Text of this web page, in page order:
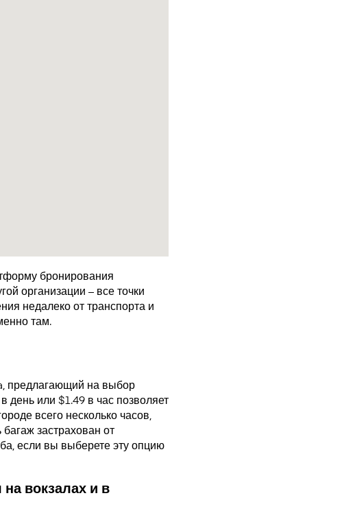
бронирования
организации – все точки
недалеко от транспорта и
там.
предлагающий на выбор
или $1.49 в час позволяет
всего несколько часов,
багаж застрахован от
если вы выберете эту опцию
вокзалах и в